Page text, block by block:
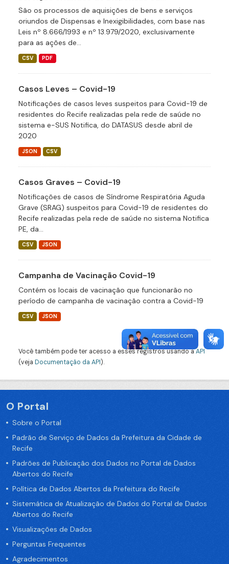
São os processos de aquisições de bens e serviços
oriundos de Dispensas e Inexigibilidades, com base nas
Leis nº 8.666/1993 e nº 13.979/2020, exclusivamente
para as ações de...
CSV PDF
Casos Leves – Covid-19
Notificações de casos leves suspeitos para Covid-19 de
residentes do Recife realizadas pela rede de saúde no
sistema e-SUS Notifica, do DATASUS desde abril de
2020
JSON CSV
Casos Graves – Covid-19
Notificações de casos de Síndrome Respiratória Aguda
Grave (SRAG) suspeitos para Covid-19 de residentes do
Recife realizadas pela rede de saúde no sistema Notifica
PE, da...
CSV JSON
Campanha de Vacinação Covid-19
Contém os locais de vacinação que funcionarão no
período de campanha de vacinação contra a Covid-19
CSV JSON
Você também pode ter acesso a esses registros usando aAPI
(veja Documentação da API).
O Portal
Sobre o Portal
Padrão de Serviço de Dados da Prefeitura da Cidade de
Recife
Padrões de Publicação dos Dados no Portal de Dados
Abertos do Recife
Política de Dados Abertos da Prefeitura do Recife
Sistemática de Atualização de Dados do Portal de Dados
Abertos do Recife
Visualizações de Dados
Perguntas Frequentes
Agradecimentos